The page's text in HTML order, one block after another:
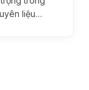
liệu…